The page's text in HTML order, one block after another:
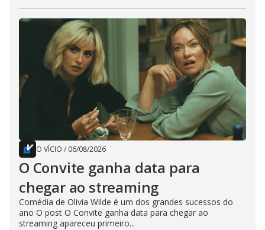
O VÍCIO / 06/08/2026
O Convite ganha data para
chegar ao streaming
Comédia de Olivia Wilde é um dos grandes sucessos do
ano O post O Convite ganha data para chegar ao
streaming apareceu primeiro...